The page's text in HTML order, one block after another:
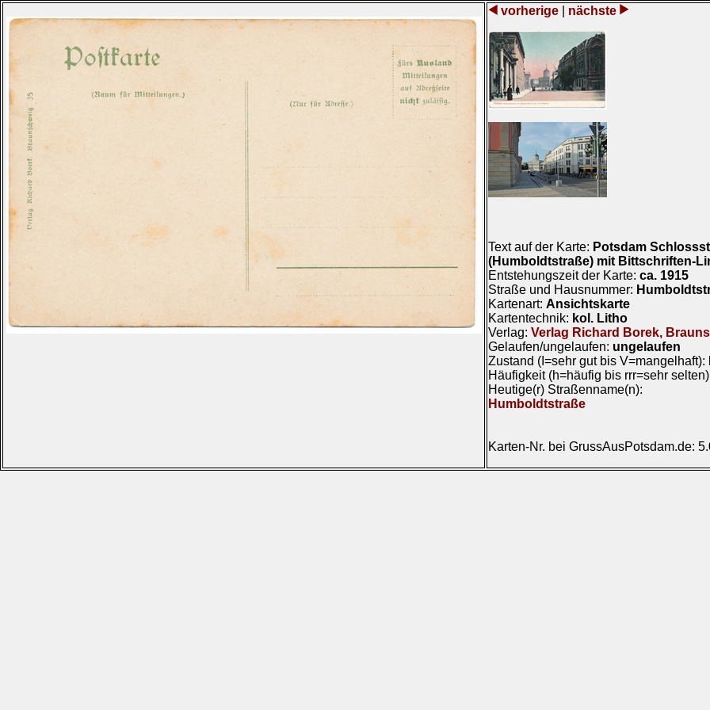
vorherige nächste
Text auf der Karte: Potsdam
(Humboldtstraße) mit Bittschriften-
Entstehungszeit der Karte: ca. 1915
Straße und Hausnummer:
Kartenart: Ansichtskarte
Kartentechnik: kol. Litho
Verlag: Verlag Richard Borek,
Gelaufen/ungelaufen: ungelaufen
Zustand (I=sehr gut bis V=mangelhaft):
Häufigkeit (h=häufig bis rrr=sehr
Heutige(r) Straßenname(n):
Humboldtstraße
Karten-Nr. bei GrussAusPotsdam.de: